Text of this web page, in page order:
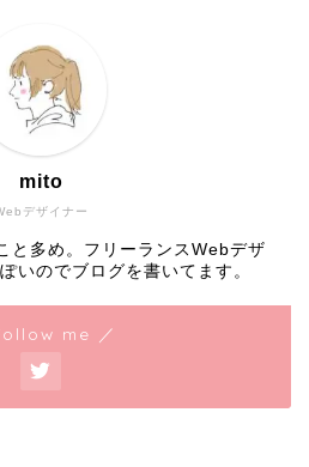
デザイナー
mito
と多め。フリーランスWebデザ
いのでブログを書いてます。
me ／